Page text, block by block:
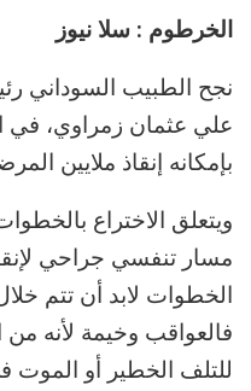
الخرطوم : سلا نيوز
نجح الطبيب السوداني
علي عثمان زمراوي، في
بإمكانه إنقاذ ملايين
ويتعلق الاختراع
مسار تنفسي جراحي
فالعواقب وخيمة لأنه